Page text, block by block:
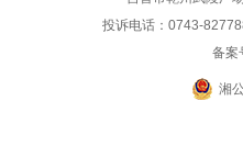
投诉电话：0743-
备案
湘